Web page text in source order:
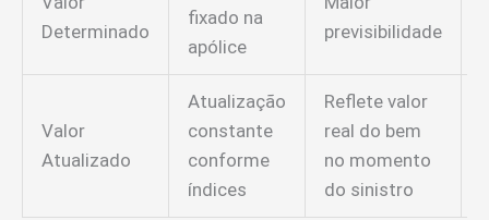
Determinado
fixado na
apólice
previsibilidade
Valor
Atualizado
Atualização
constante
conforme
índices
Reflete valor
real do bem
no momento
do sinistro